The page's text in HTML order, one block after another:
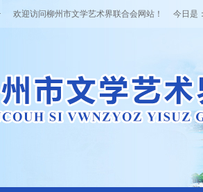
欢迎访问柳州市文学艺术界联合会网站！ 今日是：